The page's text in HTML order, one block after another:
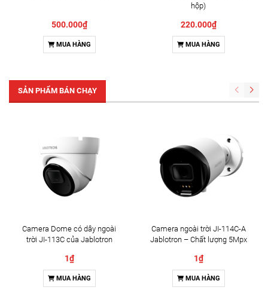
500.000₫
MUA HÀNG
hộp)
220.000₫
MUA HÀNG
SẢN PHẨM BÁN CHẠY
Camera Dome có dây ngoài
trời JI-113C của Jablotron
1₫
MUA HÀNG
Camera ngoài trời JI-114C-A
Jablotron – Chất lượng 5Mpx
1₫
MUA HÀNG